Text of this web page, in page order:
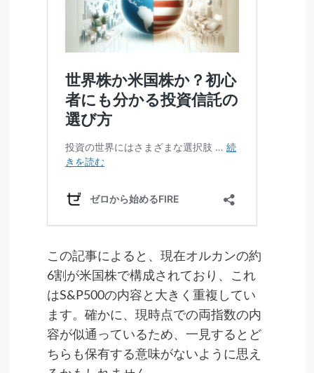
この記事によると、現在オルカンの約
6割が米国株で構成されており、これ
はS&P500の内容と大きく重複してい
ます。確かに、現時点での両指数の内
容が似通っているため、一見するとど
ちらも保有する意味がないように思え